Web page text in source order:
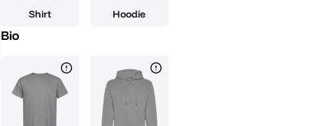
Shirt Hoodie
Bio